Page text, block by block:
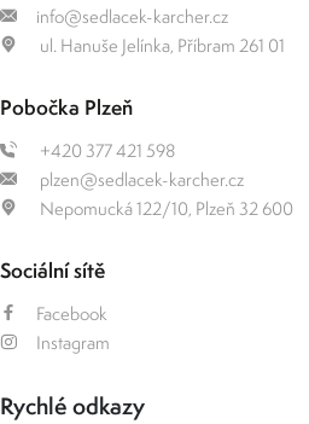
info@sedlacek-karcher.cz
ul. Hanuše Jelínka, Příbram 261 01
Pobočka Plzeň
+420 377 421 598
plzen@sedlacek-karcher.cz
Nepomucká 122/10, Plzeň 32 600
Sociální sítě
Facebook
Instagram
Rychlé odkazy